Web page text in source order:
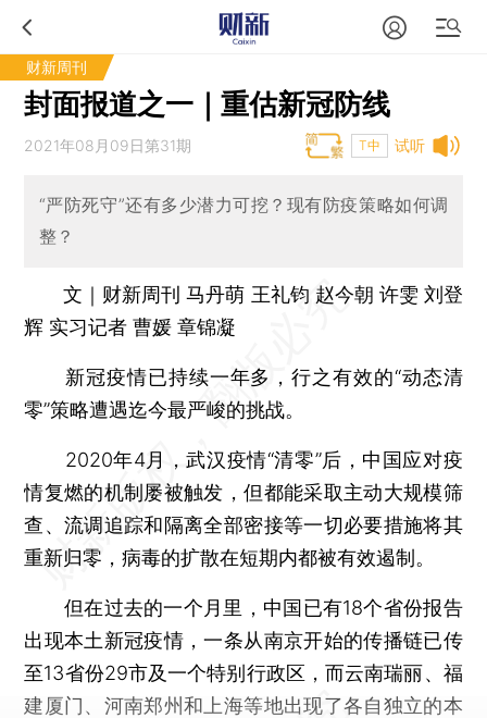
财新周刊
封面报道之一｜重估新冠防线
试听
2021年08月09日第31期 T中
“严防死守”还有多少潜力可挖？现有防疫策略如何调
整？
文｜财新周刊 马丹萌 王礼钧 赵今朝 许雯 刘登
辉 实习记者 曹媛 章锦凝
新冠疫情已持续一年多，行之有效的“动态清
零”策略遭遇迄今最严峻的挑战。
2020年4月，武汉疫情“清零”后，中国应对疫
情复燃的机制屡被触发，但都能采取主动大规模筛
查、流调追踪和隔离全部密接等一切必要措施将其
重新归零，病毒的扩散在短期内都被有效遏制。
但在过去的一个月里，中国已有18个省份报告
出现本土新冠疫情，一条从南京开始的传播链已传
至13省份29市及一个特别行政区，而云南瑞丽、福
建厦门、河南郑州和上海等地出现了各自独立的本